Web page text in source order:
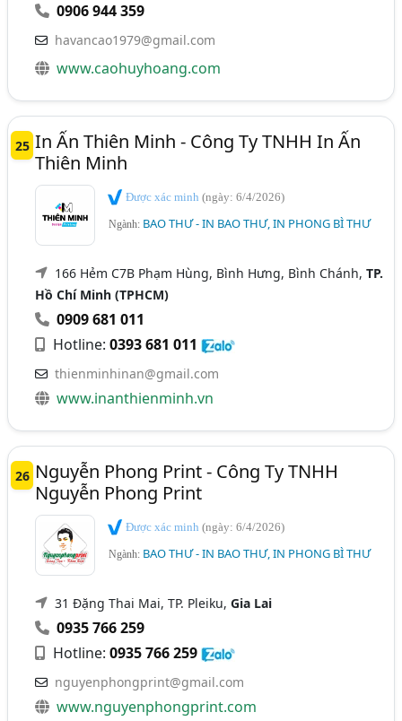
0906 944 359
havancao1979@gmail.com
www.caohuyhoang.com
25 In Ấn Thiên Minh - Công Ty TNHH In Ấn
Thiên Minh
Được xác minh(ngày: 6/4/2026)
Ngành: BAO THƯ - IN BAO THƯ, IN PHONG BÌ THƯ
166 Hẻm C7B Phạm Hùng, Bình Hưng, Bình Chánh,TP.
Hồ Chí Minh (TPHCM)
0909 681 011
Hotline:0393 681 011
thienminhinan@gmail.com
www.inanthienminh.vn
26 Nguyễn Phong Print - Công Ty TNHH
Nguyễn Phong Print
Được xác minh(ngày: 6/4/2026)
Ngành: BAO THƯ - IN BAO THƯ, IN PHONG BÌ THƯ
31 Đặng Thai Mai, TP. Pleiku,Gia Lai
0935 766 259
Hotline:0935 766 259
nguyenphongprint@gmail.com
www.nguyenphongprint.com